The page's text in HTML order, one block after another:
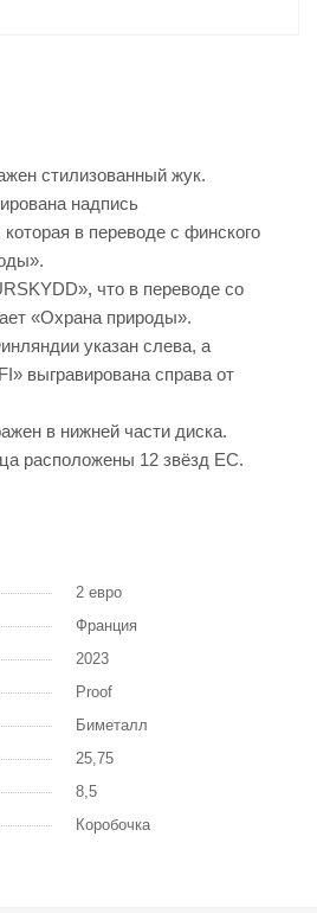
стилизованный жук.
надпись
в переводе с финского
что в переводе со
«Охрана природы».
указан слева, а
выгравирована справа от
в нижней части диска.
расположены 12 звёзд ЕС.
2 евро
Франция
2023
Proof
Биметалл
25,75
8,5
Коробочка